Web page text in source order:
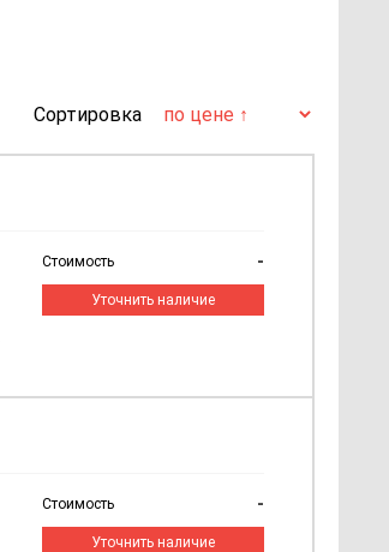
Сортировка
Стоимость -
Уточнить наличие
Стоимость -
Уточнить наличие